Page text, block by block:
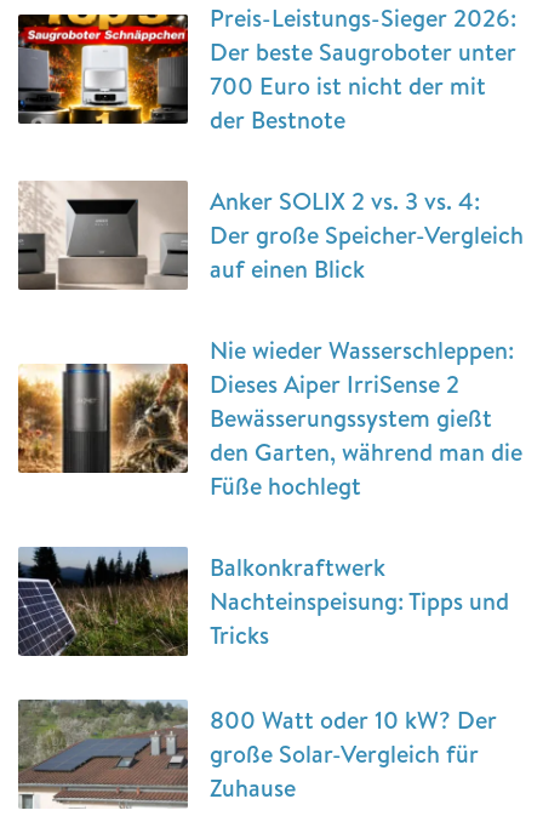
Preis-Leistungs-Sieger 2026:
Der beste Saugroboter unter
700 Euro ist nicht der mit
der Bestnote
Anker SOLIX 2 vs. 3 vs. 4:
Der große Speicher-Vergleich
auf einen Blick
Nie wieder Wasserschleppen:
Dieses Aiper IrriSense 2
Bewässerungssystem gießt
den Garten, während man die
Füße hochlegt
Balkonkraftwerk
Nachteinspeisung: Tipps und
Tricks
800 Watt oder 10 kW? Der
große Solar-Vergleich für
Zuhause